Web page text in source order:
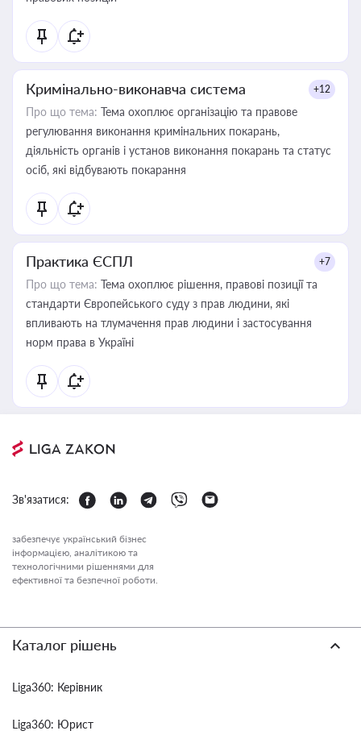
Кримінально-виконавча система +12
Про що тема: Тема охоплює організацію та правове
регулювання виконання кримінальних покарань,
діяльність органів і установ виконання покарань та статус
осіб, які відбувають покарання
Практика ЄСПЛ +7
Про що тема: Тема охоплює рішення, правові позиції та
стандарти Європейського суду з прав людини, які
впливають на тлумачення прав людини і застосування
норм права в Україні
Зв'язатися:
забезпечує український бізнес
інформацією, аналітикою та
технологічними рішеннями для
ефективної та безпечної роботи.
Каталог рішень
Liga360: Керівник
Liga360: Юрист